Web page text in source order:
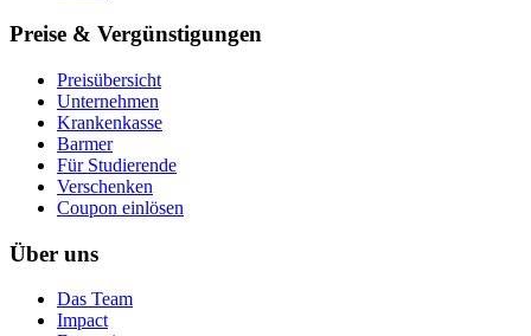
Preise & Vergünstigungen
Preisübersicht
Unternehmen
Krankenkasse
Barmer
Für Studierende
Ver­schen­ken
Coupon einlösen
Über uns
Das Team
Impact